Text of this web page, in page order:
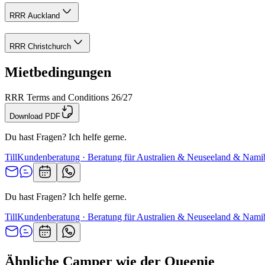
RRR Auckland
RRR Christchurch
Mietbedingungen
RRR Terms and Conditions 26/27
Download PDF
Du hast Fragen? Ich helfe gerne.
TillKundenberatung · Beratung für Australien & Neuseeland &
Du hast Fragen? Ich helfe gerne.
TillKundenberatung · Beratung für Australien & Neuseeland &
Ähnliche Camper wie der Queenie